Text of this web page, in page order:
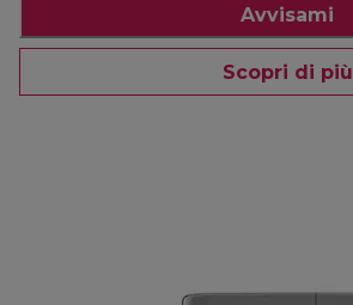
Avvisami
Scopri di più